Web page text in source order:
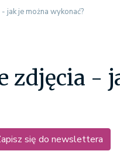
jak je można wykonać?
zdjęcia -
się do newslettera